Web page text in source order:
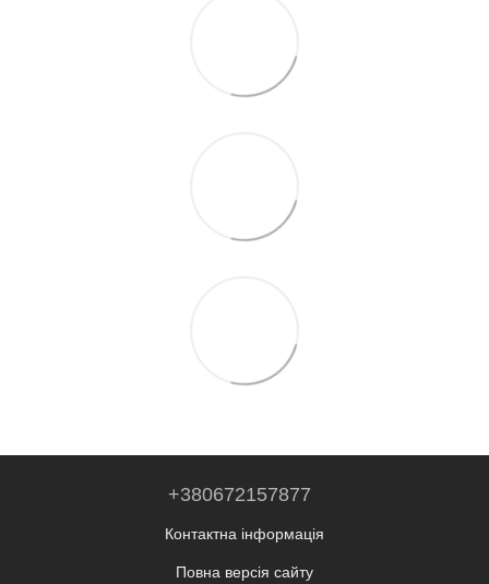
+380672157877
Контактна інформація
Повна версія сайту